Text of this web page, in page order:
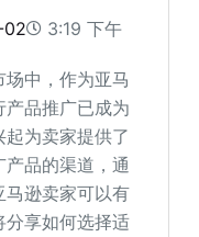
02 3:19 下午
中，作为亚马
产品推广已成为
为卖家提供了
品的渠道，通
马逊卖家可以有
分享如何选择适